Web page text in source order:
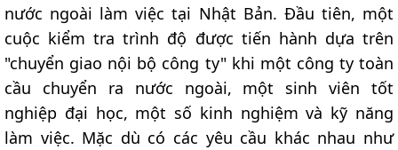
nước ngoài làm việc tại Nhật Bản. Đầu tiên, một
cuộc kiểm tra trình độ được tiến hành dựa trên
"chuyển giao nội bộ công ty" khi một công ty toàn
cầu chuyển ra nước ngoài, một sinh viên tốt
nghiệp đại học, một số kinh nghiệm và kỹ năng
làm việc. Mặc dù có các yêu cầu khác nhau như